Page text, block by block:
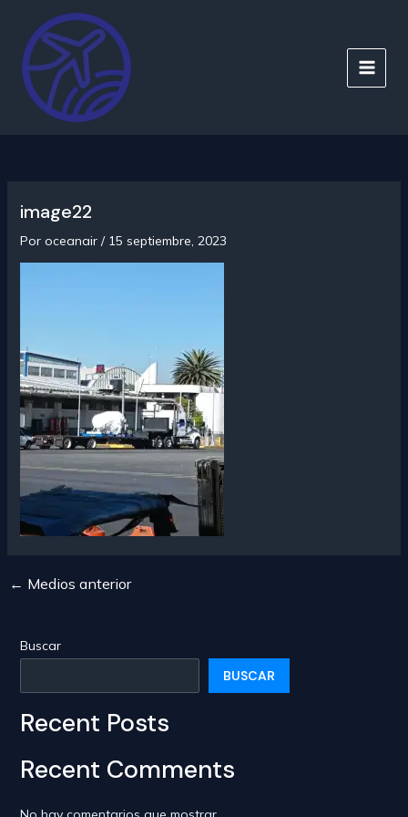
contenido
MAIN
image22
Por oceanair / 15 septiembre, 2023
Navegación
← Medios anterior
Buscar
BUSCAR
Recent Posts
Recent Comments